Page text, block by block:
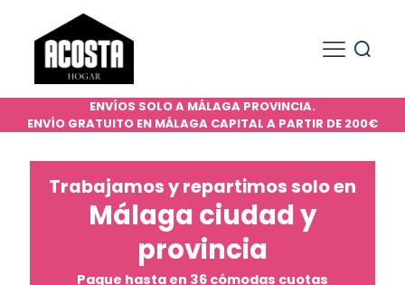
ENVÍOS SOLO A MÁLAGA PROVINCIA.
ENVÍO GRATUITO EN MÁLAGA CAPITAL A PARTIR DE 200€
Trabajamos y repartimos solo en
Málaga ciudad y
provincia
Pague hasta en 36 cómodas cuotas